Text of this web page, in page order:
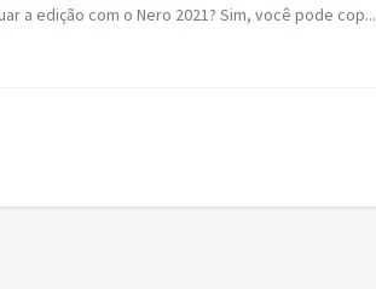
a edição com o Nero 2021? Sim, você pode cop...